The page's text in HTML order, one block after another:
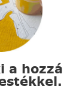
a hozzá